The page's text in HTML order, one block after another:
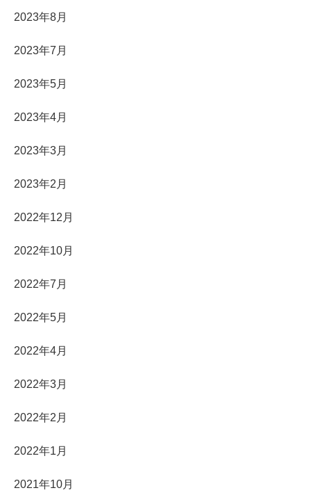
2023年8月
2023年7月
2023年5月
2023年4月
2023年3月
2023年2月
2022年12月
2022年10月
2022年7月
2022年5月
2022年4月
2022年3月
2022年2月
2022年1月
2021年10月